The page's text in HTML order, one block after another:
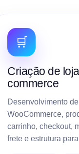
🛒
Criação de
commerce
Desenvolvimento
WooCommerce,
carrinho, checkout,
frete e estrutura